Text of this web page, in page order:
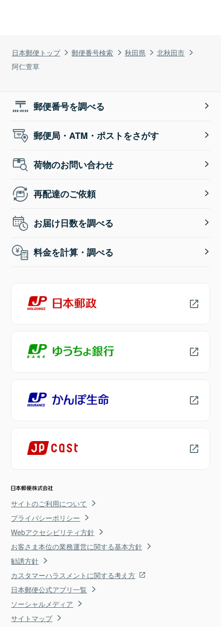
日本郵便トップ 郵便番号検索 秋田県
北秋田市
阿仁萱草
郵便番号を調べる
郵便局・ATM・ポストをさがす
荷物のお問い合わせ
再配達のご依頼
お届け日数を調べる
料金を計算・調べる
サイトのご利用について
プライバシーポリシー
Webアクセシビリティ方針
お客さま本位の業務運営に関する基本方針
勧誘方針
カスタマーハラスメントに関する考え方
日本郵便公式アプリ一覧
ソーシャルメディア
サイトマップ